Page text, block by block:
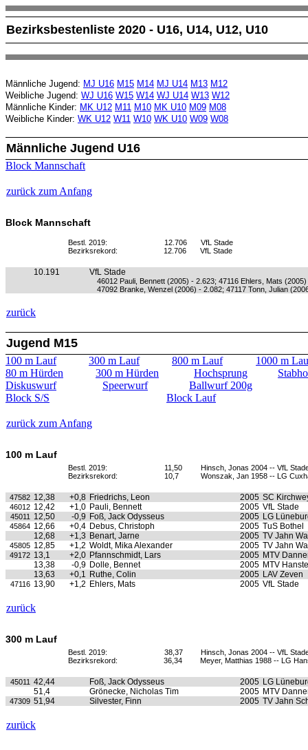
Bezirksbestenliste 2020 - U16, U14, U12, U10
Männliche Jugend: MJ U16 M15 M14 MJ U14 M13 M12
Weibliche Jugend: WJ U16 W15 W14 WJ U14 W13 W12
Männliche Kinder: MK U12 M11 M10 MK U10 M09 M08
Weibliche Kinder: WK U12 W11 W10 WK U10 W09 W08
Männliche Jugend U16
Block Mannschaft
zurück zum Anfang
Block Mannschaft
Bestl. 2019: 12.706
VfL Stade
Bezirksrekord:
12.706 VfL Stade
10.191 VfL Stade
46012 Pauli, Bennett (2005) - 2.623; 47116 Ehlers, Mats
47092 Branke, Wenzel (2006) - 2.082; 47117 Tonn, Julian
zurück
Jugend M15
100 m Lauf 300 m Lauf 800 m Lauf
1000 m
80 m Hürden
300 m Hürden Hochsprung
Diskuswurf
Speerwurf
Ballwurf 200g
Block S/S
Block Lauf
zurück zum Anfang
100 m Lauf
Bestl. 2019: 11,50
Hinsch, Jonas 2004 -- VfL
Bezirksrekord:
10,7 Wonszak, Jan 1958 -- LG
47582 12,38 +0,8 Friedrichs, Leon 2005 SC
46012 12,42 +1,0 Pauli, Bennett 2005 VfL Stade
45011 12,50 -0,9 Foß, Jack Odysseus 2005 LG
45864 12,66 +0,4 Debus, Christoph 2005 TuS Bothel
12,68
+1,3 Benart, Jarne 2005 TV Jahn
45805 12,85 +1,2 Woldt, Mika Alexander 2005 TV Jahn
49172 13,1 +2,0 Pfannschmidt, Lars 2005 MTV
13,38
-0,9 Dolle, Bennet 2005 MTV
13,63
+0,1 Ruthe, Colin 2005 LAV Zeven
47116 13,90 +1,2 Ehlers, Mats 2005 VfL Stade
zurück
300 m Lauf
Bestl. 2019: 38,37
Hinsch, Jonas 2004 -- VfL
Bezirksrekord:
36,34 Meyer, Matthias 1988 -- LG
45011 42,44 Foß, Jack Odysseus 2005 LG
51,4
Grönecke, Nicholas Tim 2005 MTV
47309 51,94 Silvester, Finn 2005 TV Jahn
zurück